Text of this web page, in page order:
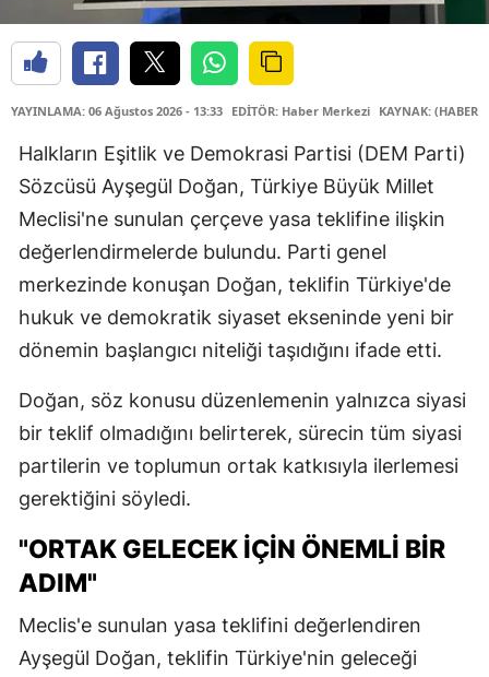
YAYINLAMA: 06 Ağustos 2026 - 13:33 EDİTÖR: Haber Merkezi KAYNAK: (HABER
Halkların Eşitlik ve Demokrasi Partisi (DEM Parti)
Sözcüsü Ayşegül Doğan, Türkiye Büyük Millet
Meclisi'ne sunulan çerçeve yasa teklifine ilişkin
değerlendirmelerde bulundu. Parti genel
merkezinde konuşan Doğan, teklifin Türkiye'de
hukuk ve demokratik siyaset ekseninde yeni bir
dönemin başlangıcı niteliği taşıdığını ifade etti.
Doğan, söz konusu düzenlemenin yalnızca siyasi
bir teklif olmadığını belirterek, sürecin tüm siyasi
partilerin ve toplumun ortak katkısıyla ilerlemesi
gerektiğini söyledi.
"ORTAK GELECEK İÇİN ÖNEMLİ BİR
ADIM"
Meclis'e sunulan yasa teklifini değerlendiren
Ayşegül Doğan, teklifin Türkiye'nin geleceği